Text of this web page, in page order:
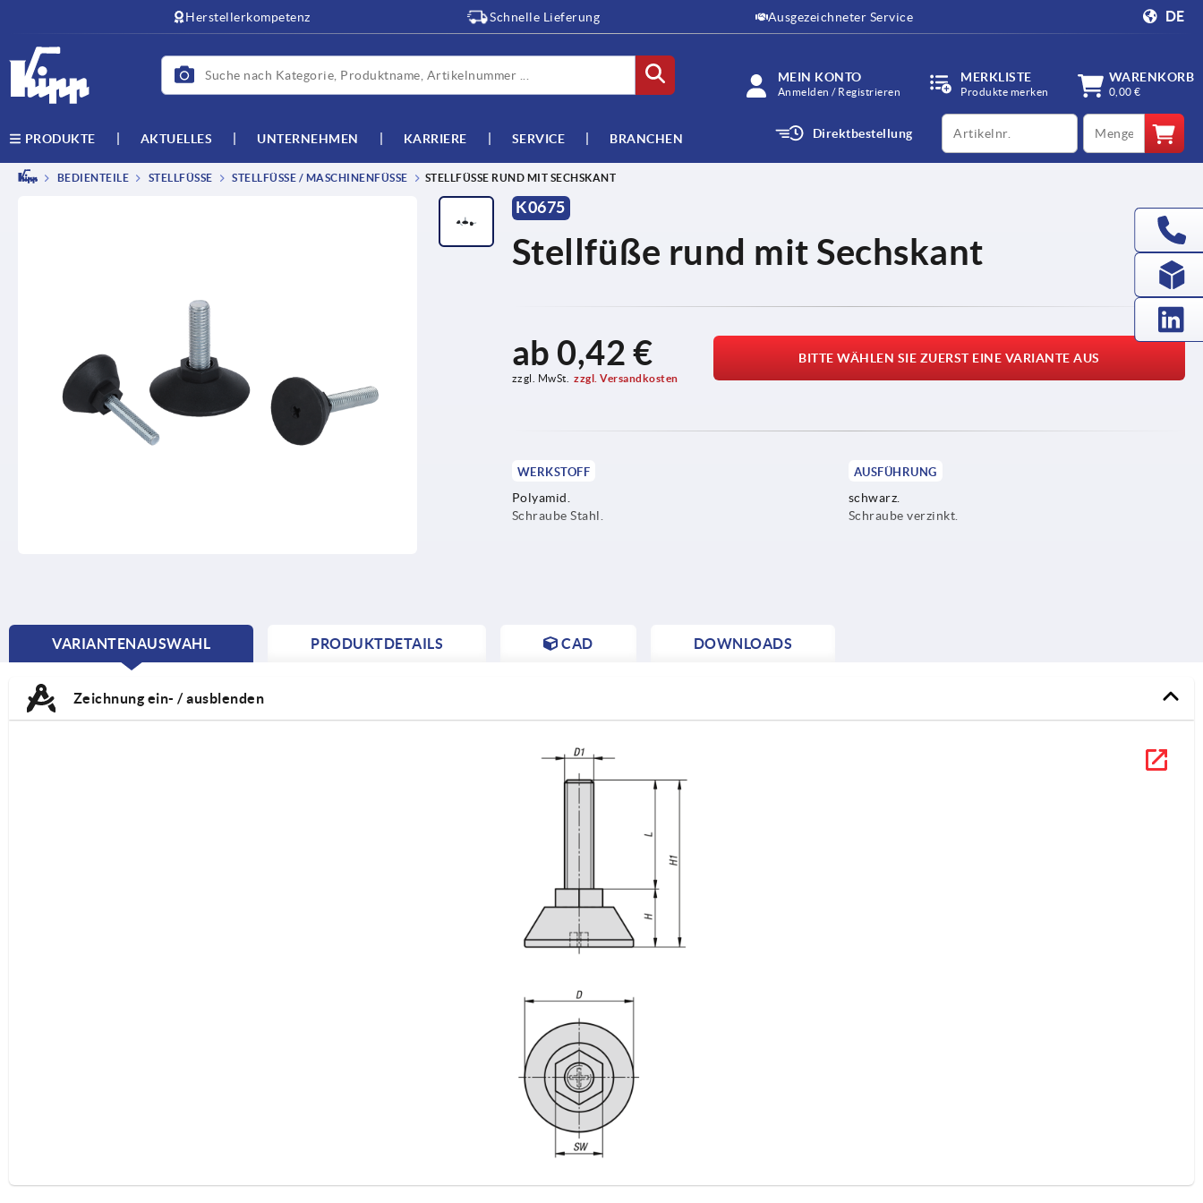
Herstellerkompetenz Schnelle Lieferung Ausgezeichneter Service DE
MEIN KONTO
Anmelden / Registrieren
MERKLISTE
Produkte merken
WARENKORB
0,00 €
PRODUKTE AKTUELLES UNTERNEHMEN KARRIERE SERVICE BRANCHEN Direktbestellung
productCode qty
BEDIENTEILE STELLFÜSSE STELLFÜSSE / MASCHINENFÜSSE STELLFÜSSE RUND MIT SECHSKANT
K0675
Stellfüße rund mit Sechskant
ab 0,42 €
zzgl. MwSt. zzgl. Versandkosten
BITTE WÄHLEN SIE ZUERST EINE VARIANTE AUS
WERKSTOFF
Polyamid.
Schraube Stahl.
AUSFÜHRUNG
schwarz.
Schraube verzinkt.
VARIANTENAUSWAHL
CURRENT
PRODUKTDETAILS CAD DOWNLOADS
Zeichnung ein- / ausblenden